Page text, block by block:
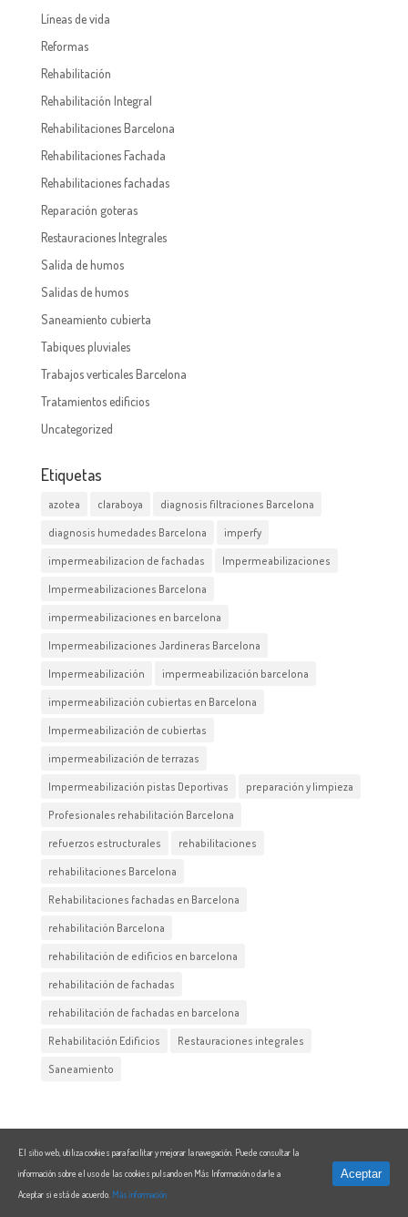
Líneas de vida
Reformas
Rehabilitación
Rehabilitación Integral
Rehabilitaciones Barcelona
Rehabilitaciones Fachada
Rehabilitaciones fachadas
Reparación goteras
Restauraciones Integrales
Salida de humos
Salidas de humos
Saneamiento cubierta
Tabiques pluviales
Trabajos verticales Barcelona
Tratamientos edificios
Uncategorized
Etiquetas
azotea claraboya diagnosis filtraciones Barcelona
diagnosis humedades Barcelona imperfy
impermeabilizacion de fachadas Impermeabilizaciones
Impermeabilizaciones Barcelona
impermeabilizaciones en barcelona
Impermeabilizaciones Jardineras Barcelona
Impermeabilización impermeabilización barcelona
impermeabilización cubiertas en Barcelona
Impermeabilización de cubiertas
impermeabilización de terrazas
Impermeabilización pistas Deportivas preparación y limpieza
Profesionales rehabilitación Barcelona
refuerzos estructurales rehabilitaciones
rehabilitaciones Barcelona
Rehabilitaciones fachadas en Barcelona
rehabilitación Barcelona
rehabilitación de edificios en barcelona
rehabilitación de fachadas
rehabilitación de fachadas en barcelona
Rehabilitación Edificios Restauraciones integrales
Saneamiento
Aviso Legal|Política de Privacidad
El sitio web, utiliza cookies para facilitar y mejorar la navegación. Puede consultar la
información sobre el uso de las cookies pulsando en Más Información o darle a
Aceptar si está de acuerdo. Más información
Aceptar